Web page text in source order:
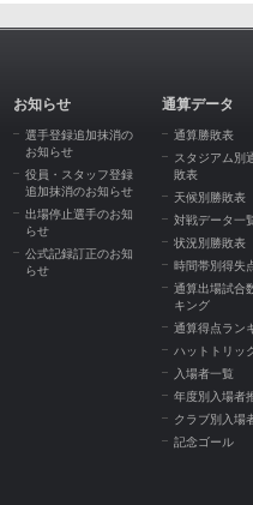
お知らせ
選手登録追加抹消の
お知らせ
役員・スタッフ登録
追加抹消のお知らせ
出場停止選手のお知
らせ
公式記録訂正のお知
らせ
通算データ
通算勝敗表
スタジアム別
敗表
天候別勝敗表
対戦データ一
状況別勝敗表
時間帯別得失
通算出場試合
キング
通算得点ラン
ハットトリッ
入場者一覧
年度別入場者
クラブ別入場
記念ゴール